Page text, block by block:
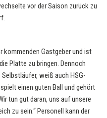
vor der Saison zurück zu
kommenden Gastgeber und ist
Platte zu bringen. Dennoch
weiß auch HSG-
einen guten Ball und gehört
tun gut daran, uns auf unsere
zu sein.“ Personell kann der